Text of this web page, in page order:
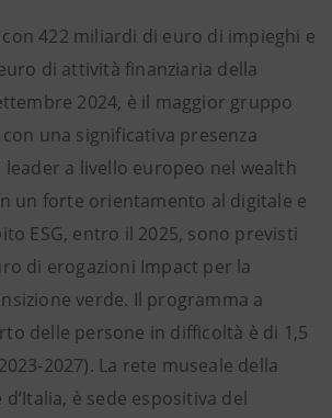
422 miliardi di euro di impieghi e
di attività finanziaria della
2024, è il maggior gruppo
una significativa presenza
leader a livello europeo nel wealth
un forte orientamento al digitale e
ESG, entro il 2025, sono previsti
di erogazioni Impact per la
verde. Il programma a
delle persone in difficoltà è di 1,5
2027). La rete museale della
d’Italia, è sede espositiva del